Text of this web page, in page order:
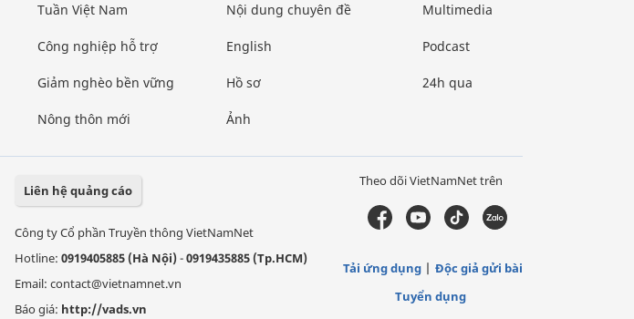
Tuần Việt Nam
Công nghiệp hỗ trợ
Giảm nghèo bền vững
Nông thôn mới
Nội dung chuyên đề
English
Hồ sơ
Ảnh
Multimedia
Podcast
24h qua
Liên hệ quảng cáo
Công ty Cổ phần Truyền thông VietNamNet
Hotline: 0919405885 (Hà Nội)-0919435885 (Tp.HCM)
Email: contact@vietnamnet.vn
Báo giá: http://vads.vn
Theo dõi VietNamNet trên
Tải ứng dụng
Độc giả gửi bài
Tuyển dụng